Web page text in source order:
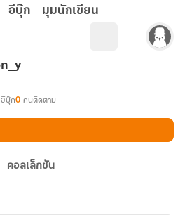
อีบุ๊ก มุมนักเขียน
อีบุ๊ก0 คนติดตาม
คอลเล็กชัน